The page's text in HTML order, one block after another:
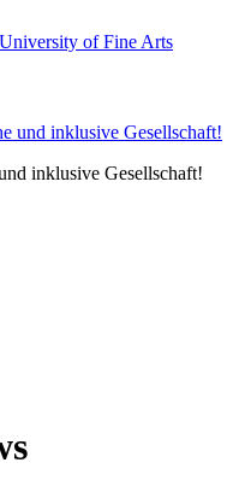
inklusive Gesellschaft!